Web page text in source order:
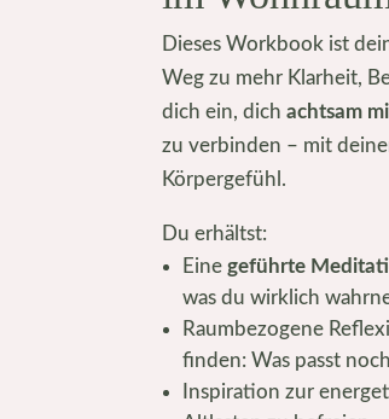
Dieses Workbook ist
Weg zu mehr Klarheit,
dich ein, dichachtsam
zu verbinden – mit
Körpergefühl.
Du erhältst:
Einegeführte
was du wirklich
Raumbezogene
finden: Was passt
Inspiration zur